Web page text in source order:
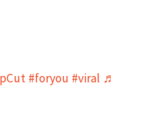
#foryou #viral ♬